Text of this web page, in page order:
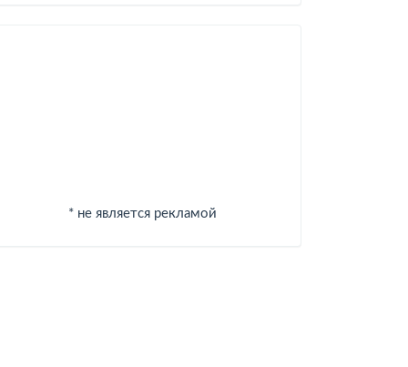
* не является рекламой